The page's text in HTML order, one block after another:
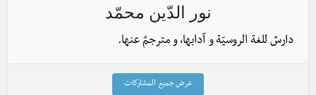
نور الدّين محمّد
دارسٌ للغة الروسيّة و آدابها، و مترجمٌ عنها.
عرض جميع المشاركات